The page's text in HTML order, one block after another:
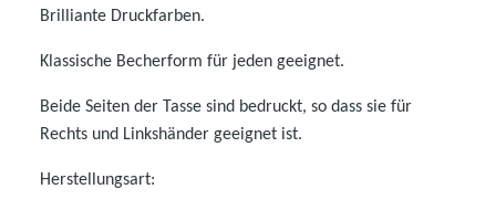
Brilliante Druckfarben.
K lassische Becherform für jeden geeignet.
Beide Seiten der Tasse sind bedruckt, so dass sie für
Rechts und Linkshänder geeignet ist.
Herstellungsart: